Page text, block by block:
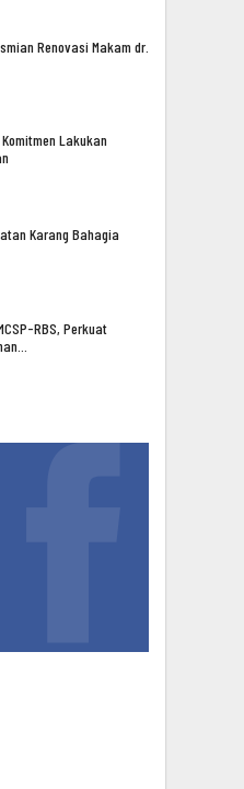
Renovasi Makam dr.
Lakukan
Karang Bahagia
RBS, Perkuat